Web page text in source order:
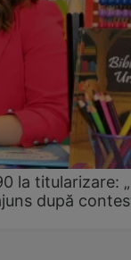
la titularizare:
după